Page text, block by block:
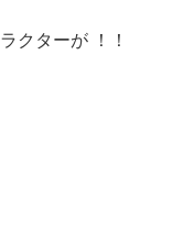
クターが ！！